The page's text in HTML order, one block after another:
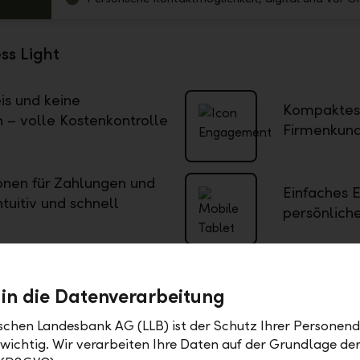
Light
und keine
– volle Kostenkontrolle
für Zahlungen und
und schnell
Einfaches
LightPDF
Zinssätze gültig ab 1.
2026PDF
die Datenverarbeitung
Landesbank AG (LLB) ist der Schutz Ihrer
Wir verarbeiten Ihre Daten auf der Grundlage